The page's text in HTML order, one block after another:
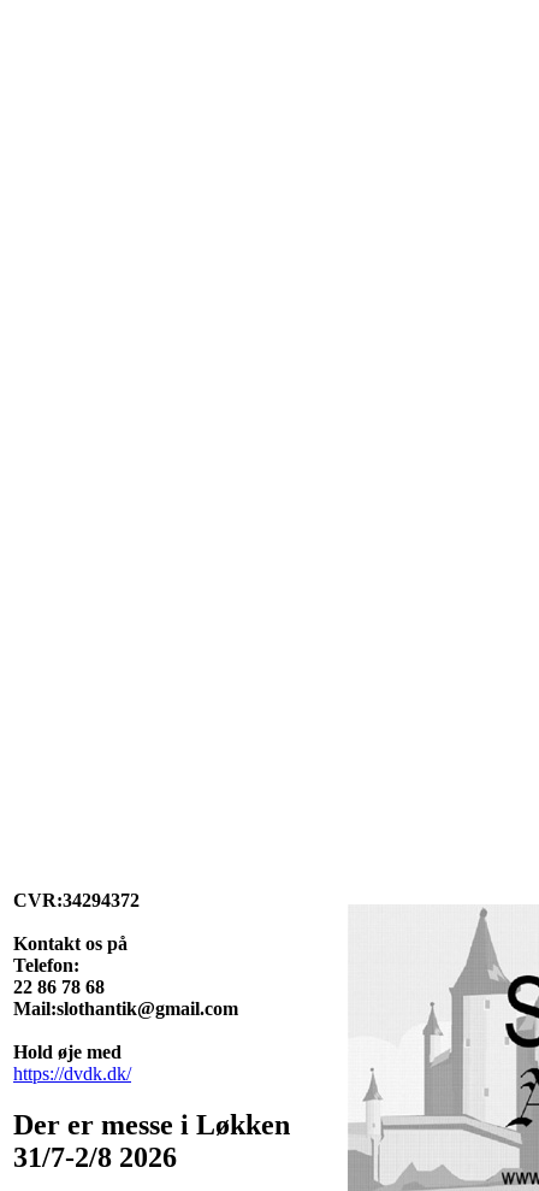
CVR:34294372
Kontakt os på
Telefon:
22 86 78 68
Mail:slothantik@gmail.com
Hold øje med
https://dvdk.dk/
Der er messe i Løkken
31/7-2/8 2026